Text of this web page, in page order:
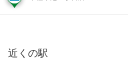
近くの駅